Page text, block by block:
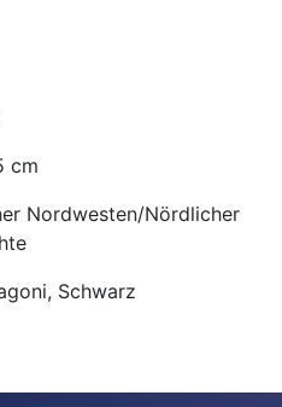
cm
Nordwesten/Nördlicher
Schwarz